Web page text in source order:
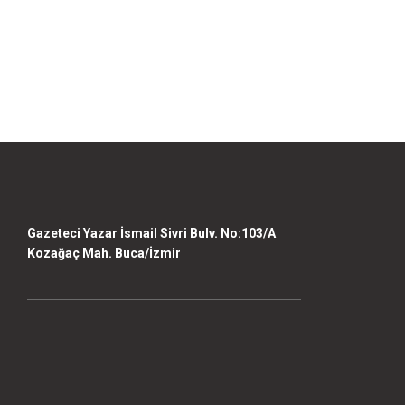
Gazeteci Yazar İsmail Sivri Bulv. No:103/A
Kozağaç Mah. Buca/İzmir